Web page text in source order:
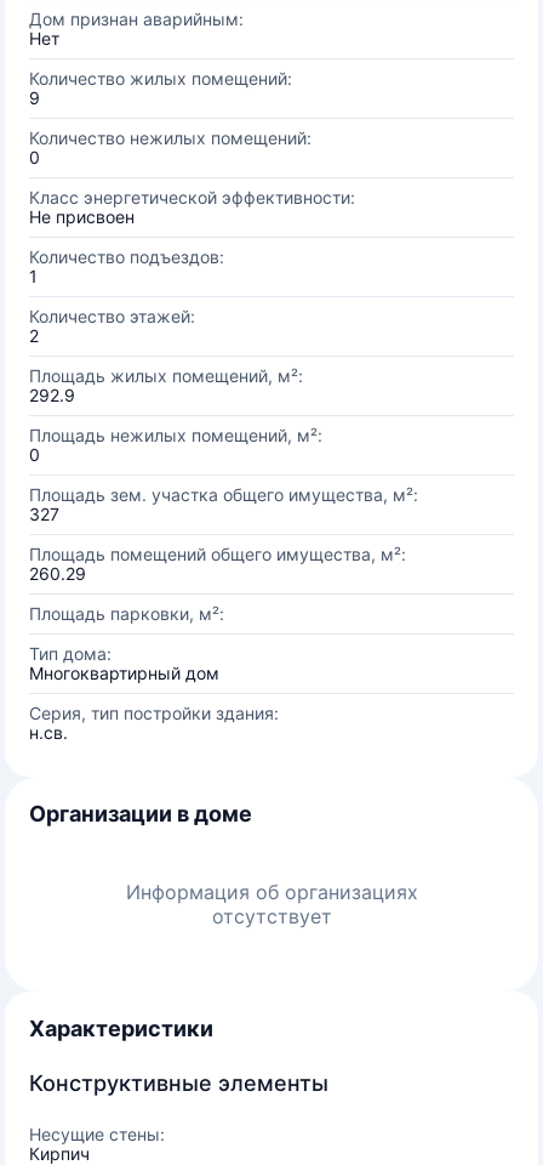
Дом признан аварийным:
Нет
Количество жилых помещений:
9
Количество нежилых помещений:
0
Класс энергетической эффективности:
Не присвоен
Количество подъездов:
1
Количество этажей:
2
Площадь жилых помещений, м²:
292.9
Площадь нежилых помещений, м²:
0
Площадь зем. участка общего имущества, м²:
327
Площадь помещений общего имущества, м²:
260.29
Площадь парковки, м²:
Тип дома:
Многоквартирный дом
Серия, тип постройки здания:
н.св.
Организации в доме
Информация об организациях
отсутствует
Характеристики
Конструктивные элементы
Несущие стены:
Кирпич